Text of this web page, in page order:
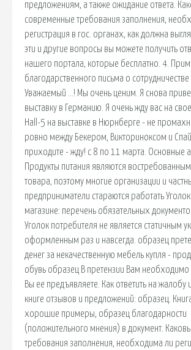
предложениям, а также ожидание ответа.
современные требования заполнения,
регистрация в гос. органах, как должна
эти и другие вопросы вы можете получить
нашего портала, которые бесплатно. 4.
благодарственного письма о сотрудничестве
Уважаемый …! Мы очень ценим. Я снова
выставку в Германию. Я очень жду вас на
Hall-5 на выставке в Нюрнберге - не
ровно между Бекером, Викториноксом и
приходите - жду! с 8 по 11 марта. Основные
Продукты питания являются
товара, поэтому многие организации и
предприниматели стараются работать
магазине: перечень обязательных
Уголок потребителя не является статичным
оформленным раз и навсегда. образец
денег за некачественную мебель купля -
обувь образец В претензии Вам необходимо
Вы ее предъявляете. Как ответить на жалобу
книге отзывов и предложений: образец.
хорошие примеры, образец благодарности
(положительного мнения) в документ.
требования заполнения, необходима ли